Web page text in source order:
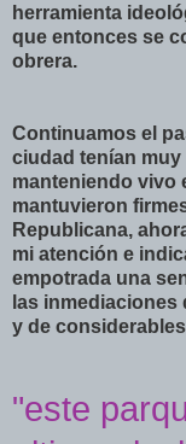
herramienta
que entonces se
obrera.
Continuamos el
ciudad tenían
manteniendo vivo
mantuvieron
Republicana,
mi atención e
empotrada una
las
y de
"este